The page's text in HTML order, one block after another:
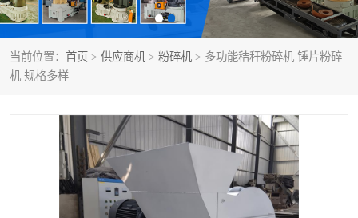
当前位置： 首页 > 供应商机 > 粉碎机 > 多功能秸秆粉碎机 锤片粉碎
机 规格多样
秸秆颗粒机 饲料颗粒机
燃料颗粒机 木屑颗粒机
木材粉碎机 锤片粉碎机
搅拌机 冷却机